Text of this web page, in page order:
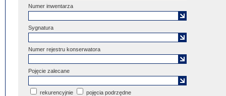
Numer inwentarza
Sygnatura
Numer rejestru konserwatora
Pojęcie zalecane
rekurencyjnie
pojęcia podrzędne